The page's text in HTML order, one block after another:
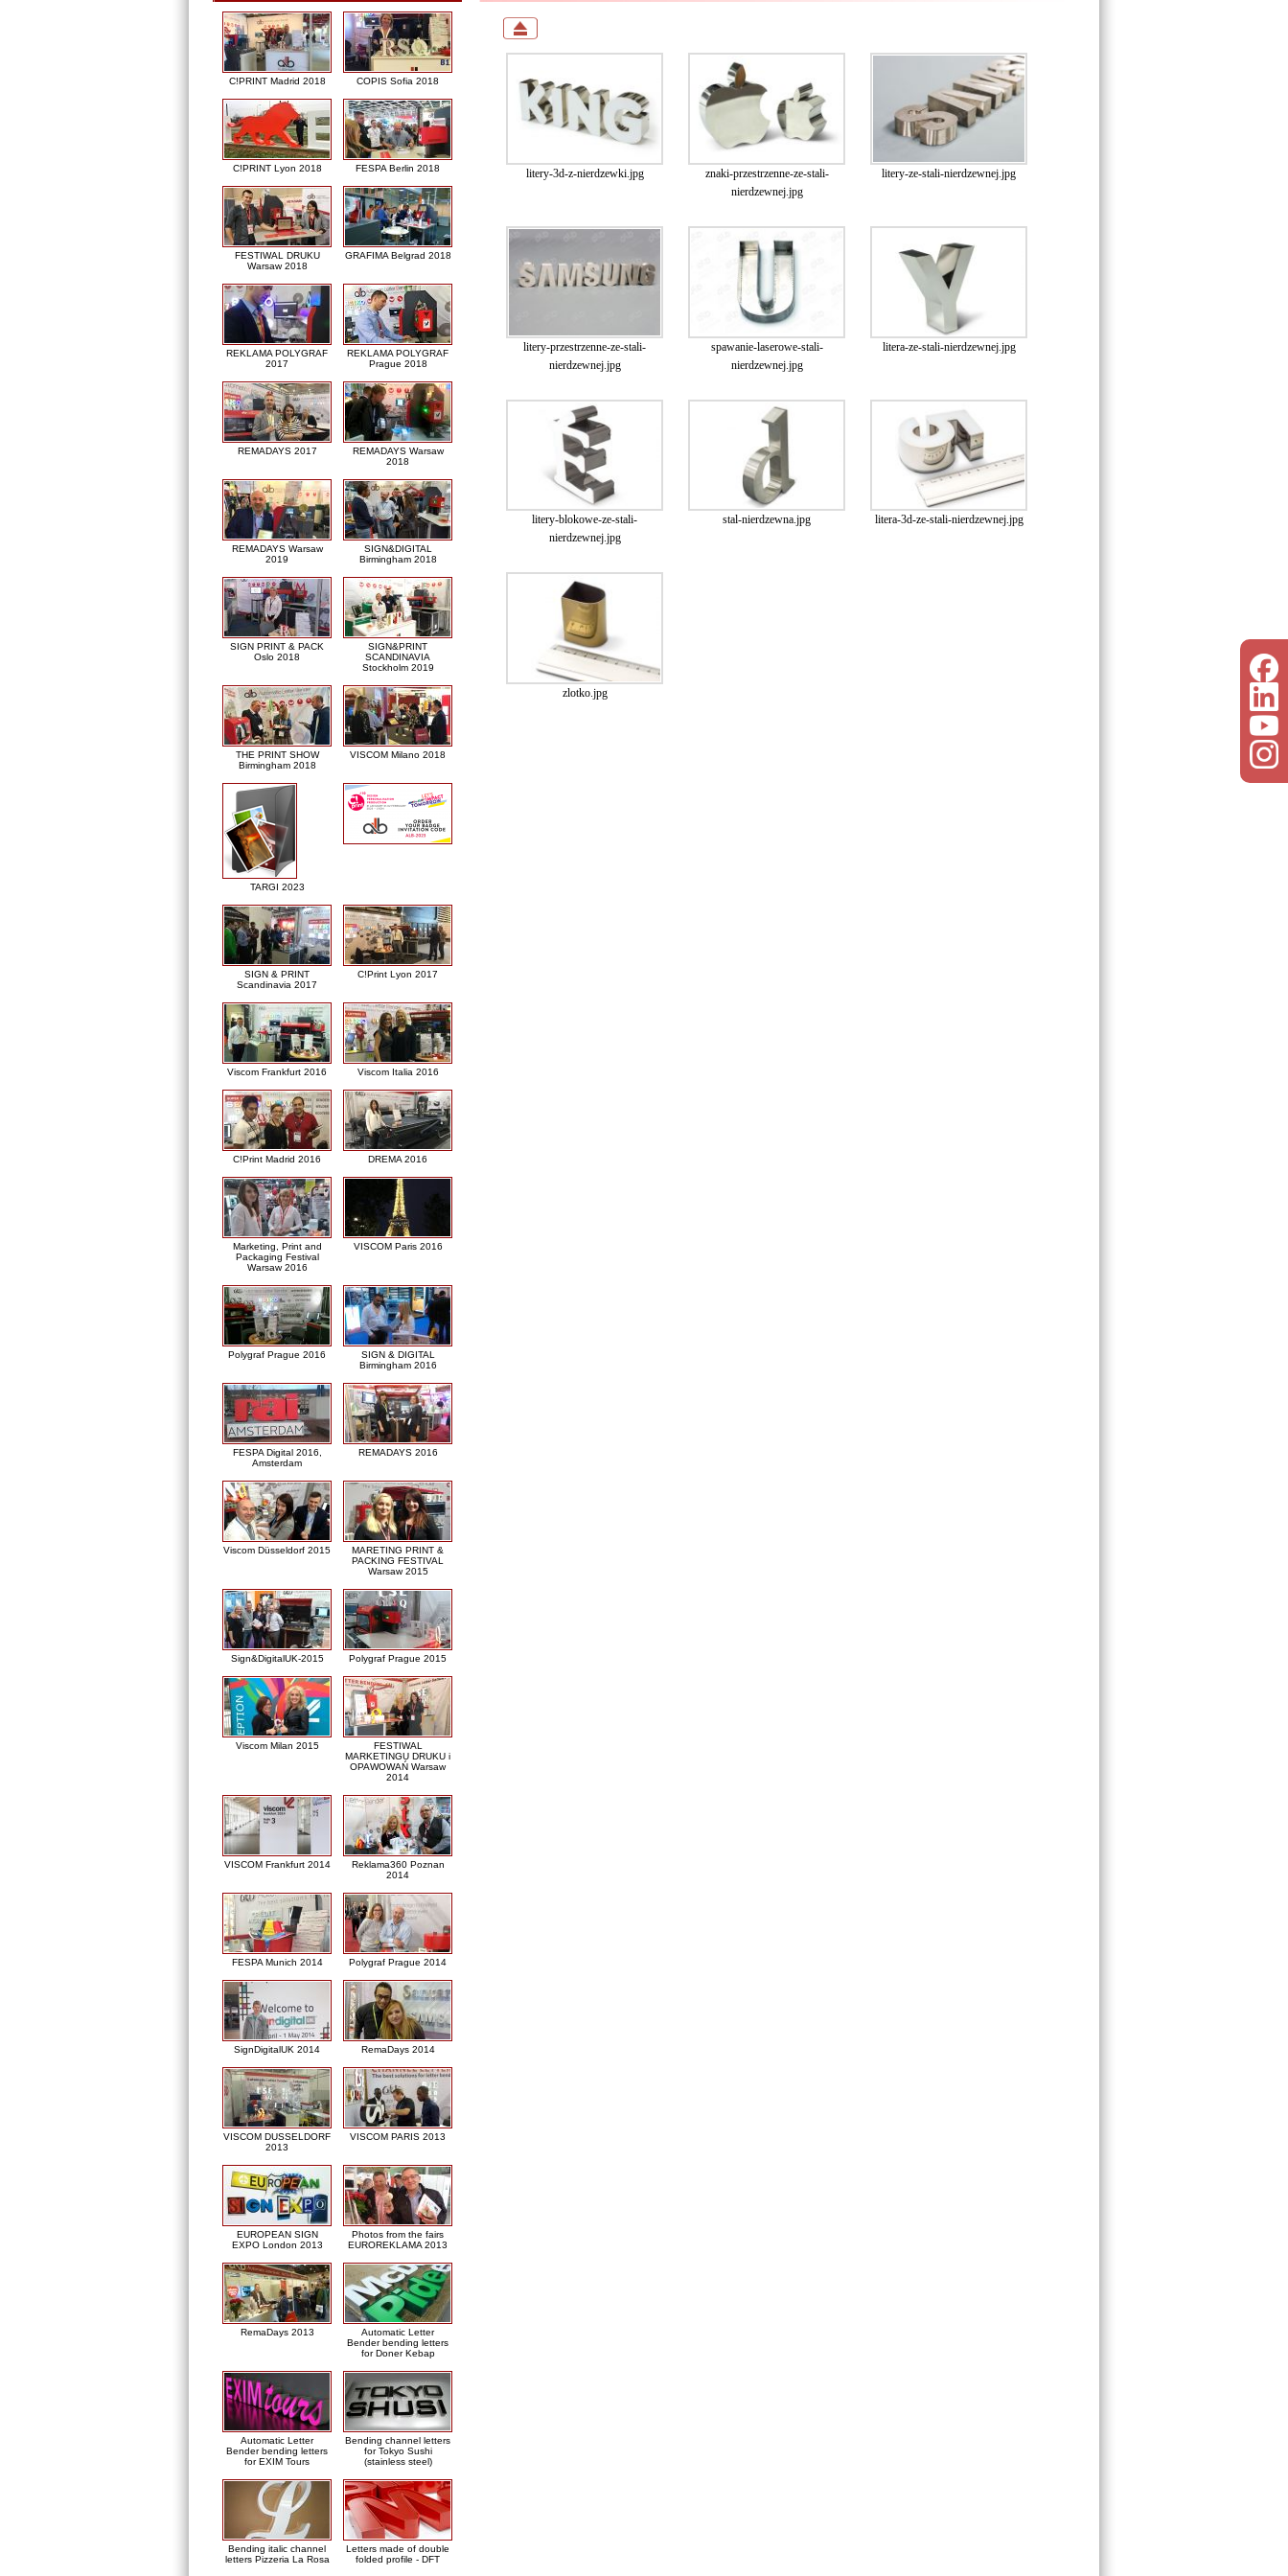
C!PRINT Madrid 2018 COPIS Sofia 2018
C!PRINT Lyon 2018 FESPA Berlin 2018
FESTIWAL DRUKU
Warsaw 2018
GRAFIMA Belgrad 2018
REKLAMA POLYGRAF
2017
REKLAMA POLYGRAF
Prague 2018
REMADAYS 2017
REMADAYS Warsaw
2018
REMADAYS Warsaw
2019
SIGN&DIGITAL
Birmingham 2018
SIGN PRINT & PACK
Oslo 2018
SIGN&PRINT
SCANDINAVIA
Stockholm 2019
THE PRINT SHOW
Birmingham 2018
VISCOM Milano 2018
TARGI 2023
SIGN & PRINT
Scandinavia 2017
C!Print Lyon 2017
Viscom Frankfurt 2016 Viscom Italia 2016
C!Print Madrid 2016 DREMA 2016
Marketing, Print and
Packaging Festival
Warsaw 2016
VISCOM Paris 2016
Polygraf Prague 2016
SIGN & DIGITAL
Birmingham 2016
FESPA Digital 2016,
Amsterdam
REMADAYS 2016
Viscom Düsseldorf 2015
MARETING PRINT &
PACKING FESTIVAL
Warsaw 2015
Sign&DigitalUK-2015 Polygraf Prague 2015
Viscom Milan 2015
FESTIWAL
MARKETINGU DRUKU i
OPAWOWAŃ Warsaw
2014
VISCOM Frankfurt 2014
Reklama360 Poznan
2014
FESPA Munich 2014 Polygraf Prague 2014
SignDigitalUK 2014 RemaDays 2014
VISCOM DUSSELDORF
2013
VISCOM PARIS 2013
EUROPEAN SIGN
EXPO London 2013
Photos from the fairs
EUROREKLAMA 2013
RemaDays 2013
Automatic Letter
Bender bending letters
for Doner Kebap
Automatic Letter
Bender bending letters
for EXIM Tours
Bending channel letters
for Tokyo Sushi
(stainless steel)
Bending italic channel
letters Pizzeria La Rosa
Letters made of double
folded profile - DFT
litery-3d-z-nierdzewki.jpg
znaki-przestrzenne-ze-stali-
nierdzewnej.jpg
litery-ze-stali-nierdzewnej.jpg
litery-przestrzenne-ze-stali-
nierdzewnej.jpg
spawanie-laserowe-stali-
nierdzewnej.jpg
litera-ze-stali-nierdzewnej.jpg
litery-blokowe-ze-stali-
nierdzewnej.jpg
stal-nierdzewna.jpg litera-3d-ze-stali-nierdzewnej.jpg
zlotko.jpg